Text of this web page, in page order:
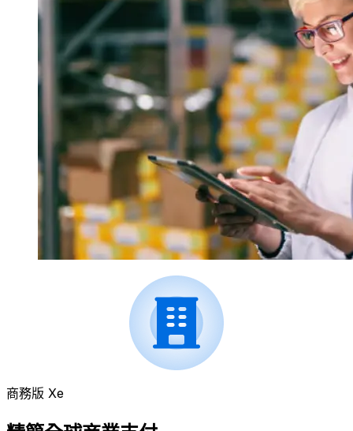
商務版 Xe